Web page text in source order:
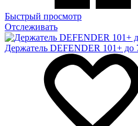
Быстрый просмотр
Отслеживать
Держатель DEFENDER 101+ до